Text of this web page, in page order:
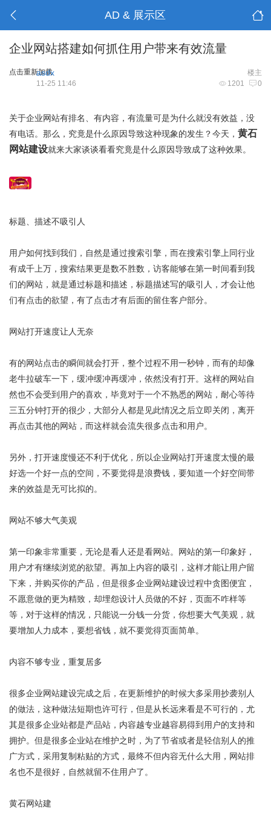
AD & 展示区
企业网站搭建如何抓住用户带来有效流量
点击重新加载 楼主
asdx
1201 0
11-25 11:46
关于企业网站有排名、有内容，有流量可是为什么就没有效益，没
有电话。那么，究竟是什么原因导致这种现象的发生？今天， 黄石
网站建设就来大家谈谈看看究竟是什么原因导致成了这种效果。
标题、描述不吸引人
用户如何找到我们，自然是通过搜索引擎，而在搜索引擎上同行业
有成千上万，搜索结果更是数不胜数，访客能够在第一时间看到我
们的网站，就是通过标题和描述，标题描述写的吸引人，才会让他
们有点击的欲望，有了点击才有后面的留住客户部分。
网站打开速度让人无奈
有的网站点击的瞬间就会打开，整个过程不用一秒钟，而有的却像
老牛拉破车一下，缓冲缓冲再缓冲，依然没有打开。这样的网站自
然也不会受到用户的喜欢，毕竟对于一个不熟悉的网站，耐心等待
三五分钟打开的很少，大部分人都是见此情况之后立即关闭，离开
再点击其他的网站，而这样就会流失很多点击和用户。
另外，打开速度慢还不利于优化，所以企业网站打开速度太慢的最
好选一个好一点的空间，不要觉得是浪费钱，要知道一个好空间带
来的效益是无可比拟的。
网站不够大气美观
第一印象非常重要，无论是看人还是看网站。网站的第一印象好，
用户才有继续浏览的欲望。再加上内容的吸引，这样才能让用户留
下来，并购买你的产品，但是很多企业网站建设过程中贪图便宜，
不愿意做的更为精致，却埋怨设计人员做的不好，页面不咋样等
等，对于这样的情况，只能说一分钱一分货，你想要大气美观，就
要增加人力成本，要想省钱，就不要觉得页面简单。
内容不够专业，重复居多
很多企业网站建设完成之后，在更新维护的时候大多采用抄袭别人
的做法，这种做法短期也许可行，但是从长远来看是不可行的，尤
其是很多企业站都是产品站，内容越专业越容易得到用户的支持和
拥护。但是很多企业站在维护之时，为了节省或者是轻信别人的推
广方式，采用复制粘贴的方式，最终不但内容无什么大用，网站排
名也不是很好，自然就留不住用户了。
黄石网站建